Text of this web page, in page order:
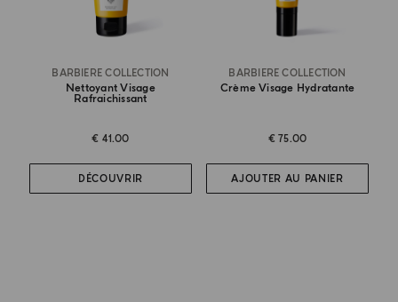
BARBIERE COLLECTION
Nettoyant Visage
Rafraichissant
€ 41.00
DÉCOUVRIR
BARBIERE COLLECTION
Crème Visage Hydratante
€ 75.00
AJOUTER AU PANIER